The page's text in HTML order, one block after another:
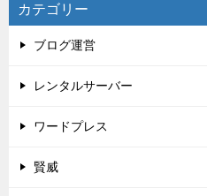
カテゴリー
ブログ運営
レンタルサーバー
ワードプレス
賢威